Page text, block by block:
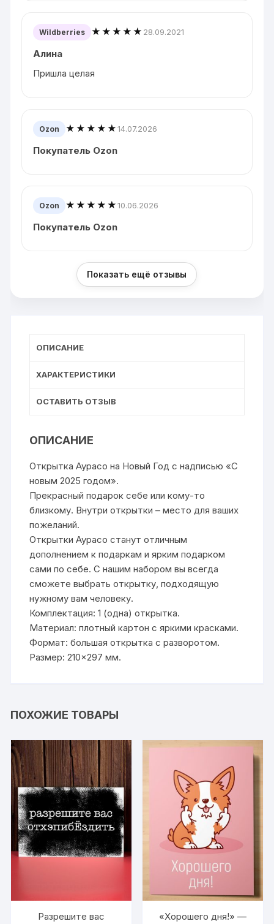
Wildberries ★★★★★ 28.09.2021
Алина
Пришла целая
Ozon ★★★★★14.07.2026
Покупатель Ozon
Ozon ★★★★★10.06.2026
Покупатель Ozon
Показать ещё отзывы
ОПИСАНИЕ
ХАРАКТЕРИСТИКИ
ОСТАВИТЬ ОТЗЫВ
ОПИСАНИЕ
Открытка Аурасо на Новый Год с надписью «С
новым 2025 годом».
Прекрасный подарок себе или кому-то
близкому. Внутри открытки – место для ваших
пожеланий.
Открытки Аурасо станут отличным
дополнением к подаркам и ярким подарком
сами по себе. С нашим набором вы всегда
сможете выбрать открытку, подходящую
нужному вам человеку.
Комплектация: 1 (одна) открытка.
Материал: плотный картон с яркими красками.
Формат: большая открытка с разворотом.
Размер: 210×297 мм.
ПОХОЖИЕ ТОВАРЫ
Разрешите вас
«Хорошего дня!» —